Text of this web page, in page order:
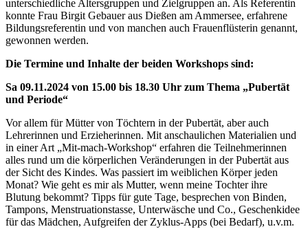
unterschiedliche Altersgruppen und Zielgruppen an. Als Referentin
konnte Frau Birgit Gebauer aus Dießen am Ammersee, erfahrene
Bildungsreferentin und von manchen auch Frauenflüsterin genannt,
gewonnen werden.
Die Termine und Inhalte der beiden Workshops sind:
Sa 09.11.2024 von 15.00 bis 18.30 Uhr zum Thema „Pubertät
und Periode“
Vor allem für Mütter von Töchtern in der Pubertät, aber auch
Lehrerinnen und Erzieherinnen. Mit anschaulichen Materialien und
in einer Art „Mit-mach-Workshop“ erfahren die Teilnehmerinnen
alles rund um die körperlichen Veränderungen in der Pubertät aus
der Sicht des Kindes. Was passiert im weiblichen Körper jeden
Monat? Wie geht es mir als Mutter, wenn meine Tochter ihre
Blutung bekommt? Tipps für gute Tage, besprechen von Binden,
Tampons, Menstruationstasse, Unterwäsche und Co., Geschenkidee
für das Mädchen, Aufgreifen der Zyklus-Apps (bei Bedarf), u.v.m.